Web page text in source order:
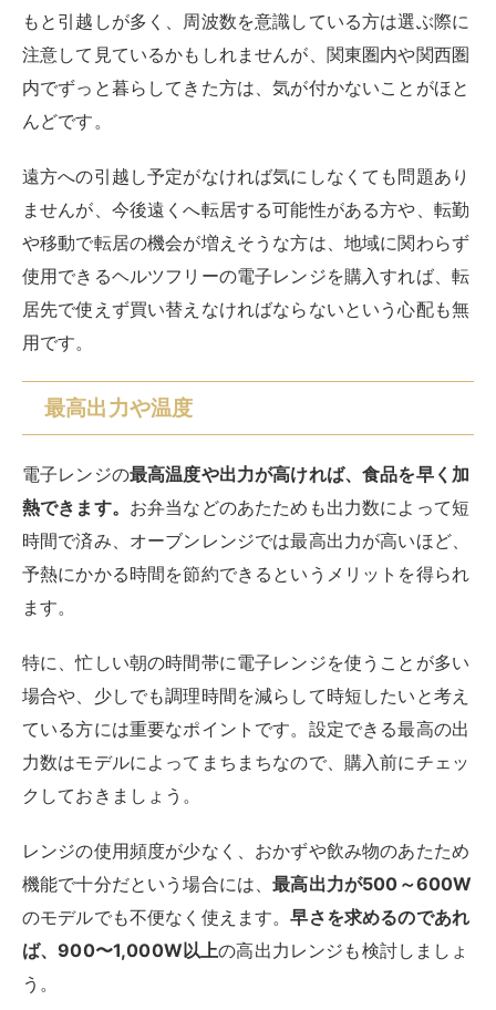
もと引越しが多く、周波数を意識している方は選ぶ際に
注意して見ているかもしれませんが、関東圏内や関西圏
内でずっと暮らしてきた方は、気が付かないことがほと
んどです。
遠方への引越し予定がなければ気にしなくても問題あり
ませんが、今後遠くへ転居する可能性がある方や、転勤
や移動で転居の機会が増えそうな方は、地域に関わらず
使用できるヘルツフリーの電子レンジを購入すれば、転
居先で使えず買い替えなければならないという心配も無
用です。
最高出力や温度
電子レンジの最高温度や出力が高ければ、食品を早く加
熱できます。 お弁当などのあたためも出力数によって短
時間で済み、オーブンレンジでは最高出力が高いほど、
予熱にかかる時間を節約できるというメリットを得られ
ます。
特に、忙しい朝の時間帯に電子レンジを使うことが多い
場合や、少しでも調理時間を減らして時短したいと考え
ている方には重要なポイントです。設定できる最高の出
力数はモデルによってまちまちなので、購入前にチェッ
クしておきましょう。
レンジの使用頻度が少なく、おかずや飲み物のあたため
機能で十分だという場合には、最高出力が500～600W
のモデルでも不便なく使えます。早さを求めるのであれ
ば、900〜1,000W以上の高出力レンジも検討しましょ
う。